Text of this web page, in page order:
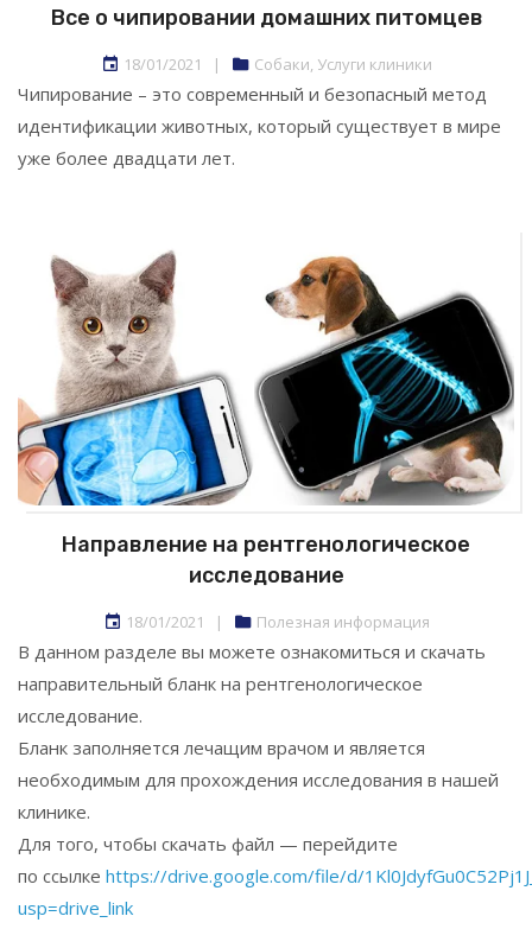
Все о чипировании домашних питомцев
18/01/2021 | Собаки, Услуги клиники
Чипирование – это современный и безопасный метод
идентификации животных, который существует в мире
уже более двадцати лет.
Направление на рентгенологическое
исследование
18/01/2021 | Полезная информация
В данном разделе вы можете ознакомиться и скачать
направительный бланк на рентгенологическое
исследование.
Бланк заполняется лечащим врачом и является
необходимым для прохождения исследования в нашей
клинике.
Для того, чтобы скачать файл — перейдите
по ссылке https://drive.google.com/file/d/
usp=drive_link